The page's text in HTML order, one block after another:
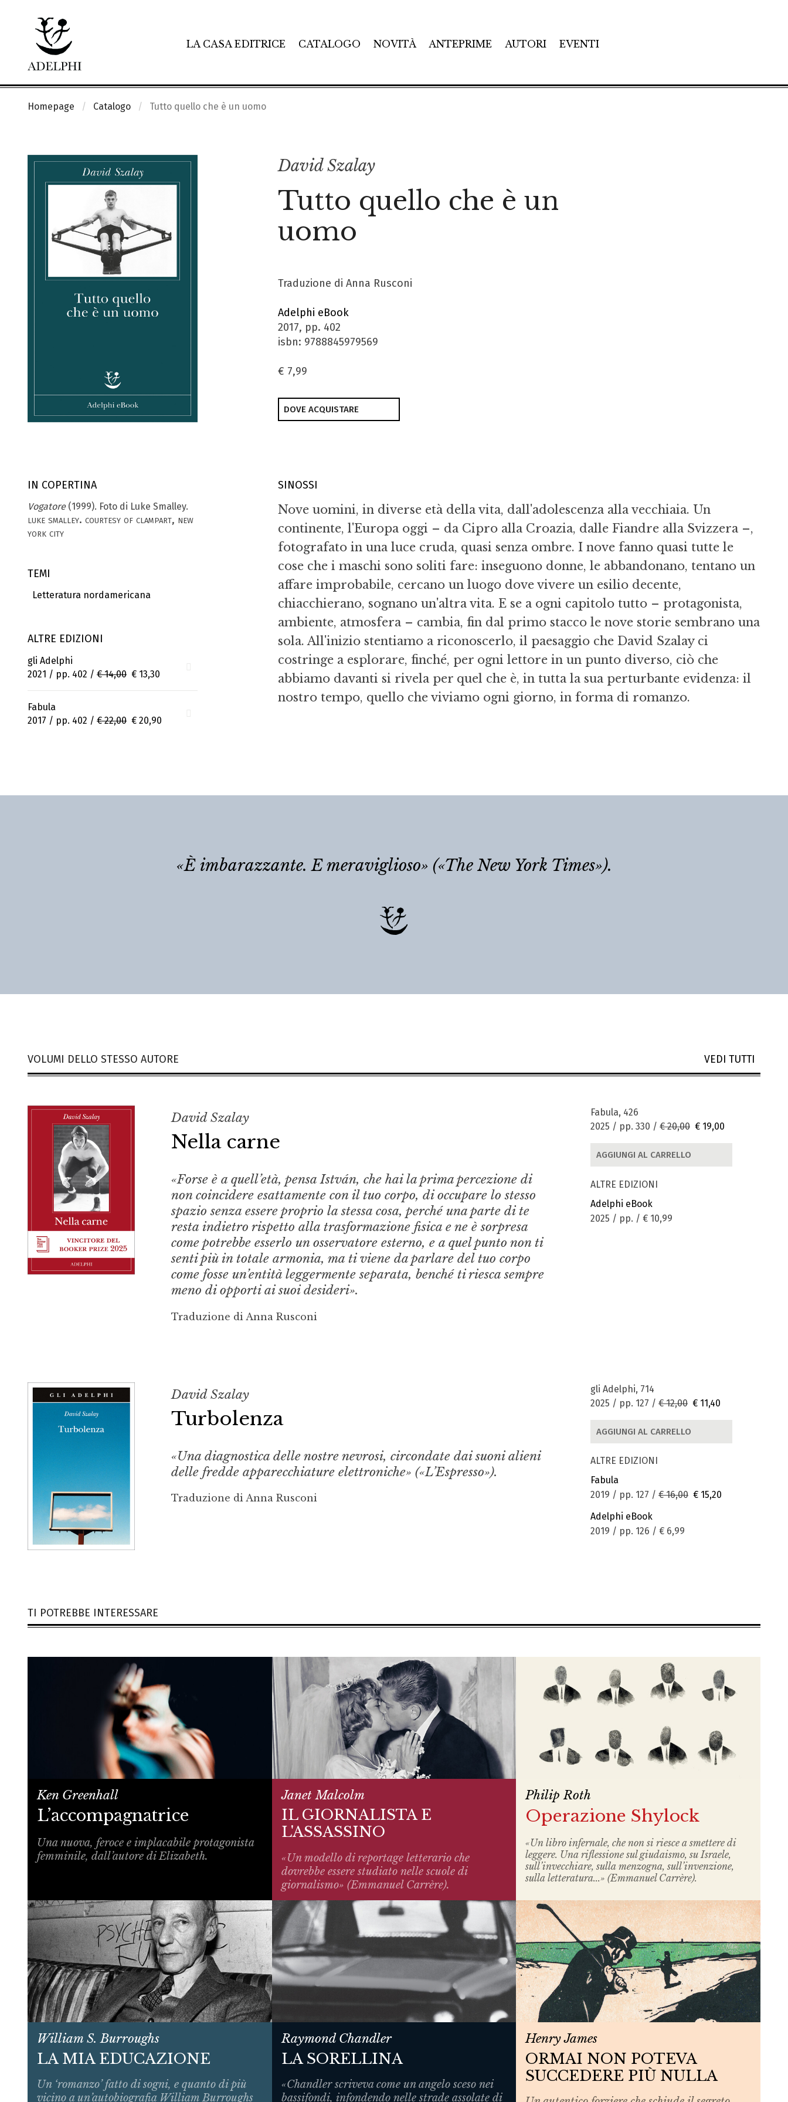
LA CASA EDITRICE CATALOGO NOVITÀ ANTEPRIME AUTORI EVENTI
Homepage Catalogo Tutto quello che è un uomo
David Szalay
Tutto quello che è un
uomo
Traduzione di Anna Rusconi
Adelphi eBook
2017, pp. 402
isbn: 9788845979569
€ 7,99
DOVE ACQUISTARE
IN COPERTINA
Vogatore(1999). Foto di Luke Smalley.
luke smalley. courtesy of clampart, new
york city
TEMI
Letteratura nordamericana
ALTRE EDIZIONI
gli Adelphi
2021 / pp. 402 / € 14,00 € 13,30
Fabula
2017 / pp. 402 / € 22,00 € 20,90
SINOSSI
Nove uomini, in diverse età della vita, dall'adolescenza alla vecchiaia. Un
continente, l'Europa oggi – da Cipro alla Croazia, dalle Fiandre alla Svizzera –,
fotografato in una luce cruda, quasi senza ombre. I nove fanno quasi tutte le
cose che i maschi sono soliti fare: inseguono donne, le abbandonano, tentano un
affare improbabile, cercano un luogo dove vivere un esilio decente,
chiacchierano, sognano un'altra vita. E se a ogni capitolo tutto – protagonista,
ambiente, atmosfera – cambia, fin dal primo stacco le nove storie sembrano una
sola. All'inizio stentiamo a riconoscerlo, il paesaggio che David Szalay ci
costringe a esplorare, finché, per ogni lettore in un punto diverso, ciò che
abbiamo davanti si rivela per quel che è, in tutta la sua perturbante evidenza: il
nostro tempo, quello che viviamo ogni giorno, in forma di romanzo.
«È imbarazzante. E meraviglioso» («The New York Times»).
VOLUMI DELLO STESSO AUTORE VEDI TUTTI
David Szalay
Nella carne
«Forse è a quell’età, pensa István, che hai la prima percezione di
non coincidere esattamente con il tuo corpo, di occupare lo stesso
spazio senza essere proprio la stessa cosa, perché una parte di te
resta indietro rispetto alla trasformazione fisica e ne è sorpresa
come potrebbe esserlo un osservatore esterno, e a quel punto non ti
senti più in totale armonia, ma ti viene da parlare del tuo corpo
come fosse un’entità leggermente separata, benché ti riesca sempre
meno di opporti ai suoi desideri».
Traduzione di Anna Rusconi
Fabula, 426
2025 / pp. 330 / € 20,00 € 19,00
AGGIUNGI AL CARRELLO
ALTRE EDIZIONI
Adelphi eBook
2025 / pp. / € 10,99
David Szalay
Turbolenza
«Una diagnostica delle nostre nevrosi, circondate dai suoni alieni
delle fredde apparecchiature elettroniche» («L’Espresso»).
Traduzione di Anna Rusconi
gli Adelphi, 714
2025 / pp. 127 / € 12,00 € 11,40
AGGIUNGI AL CARRELLO
ALTRE EDIZIONI
Fabula
2019 / pp. 127 / € 16,00 € 15,20
Adelphi eBook
2019 / pp. 126 / € 6,99
TI POTREBBE INTERESSARE
Ken Greenhall
L’accompagnatrice
Una nuova, feroce e implacabile protagonista
femminile, dall’autore di Elizabeth.
Janet Malcolm
IL GIORNALISTA E
L'ASSASSINO
«Un modello di reportage letterario che
dovrebbe essere studiato nelle scuole di
giornalismo» (Emmanuel Carrère).
Philip Roth
Operazione Shylock
«Un libro infernale, che non si riesce a smettere di
leggere. Una riflessione sul giudaismo, su Israele,
sull’invecchiare, sulla menzogna, sull’invenzione,
sulla letteratura...» (Emmanuel Carrère).
William S. Burroughs
LA MIA EDUCAZIONE
Un ‘romanzo’ fatto di sogni, e quanto di più
vicino a un’autobiografia William Burroughs
Raymond Chandler
LA SORELLINA
«Chandler scriveva come un angelo sceso nei
bassifondi, infondendo nelle strade assolate di
Henry James
ORMAI NON POTEVA
SUCCEDERE PIÙ NULLA